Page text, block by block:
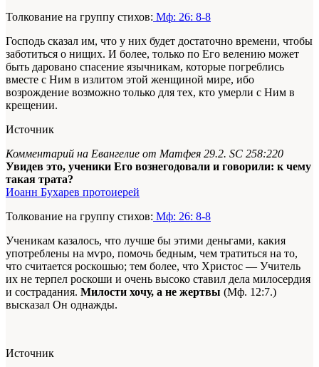
Толкование на группу стихов: Мф: 26: 8-8
Господь сказал им, что у них будет достаточно времени, чтобы
заботиться о нищих. И более, только по Его велению может
быть даровано спасение язычникам, которые погреблись
вместе с Ним в излитом этой женщиной мире, ибо
возрождение возможно только для тех, кто умерли с Ним в
крещении.
Источник
Комментарий на Евангелие от Матфея 29.2. SC 258:220
Увидев это, ученики Его вознегодовали и говорили: к чему
такая трата?
Иоанн Бухарев протоиерей
Толкование на группу стихов: Мф: 26: 8-8
Ученикам казалось, что лучше бы этими деньгами, какия
употреблены на мѵро, помочь бедным, чем тратиться на то,
что считается роскошью; тем более, что Христос — Учитель
их не терпел роскоши и очень высоко ставил дела милосердия
и сострадания. Милости хочу, а не жертвы (Мф. 12:7.)
высказал Он однажды.
Источник